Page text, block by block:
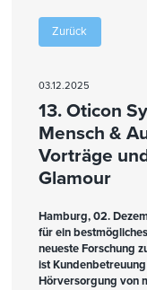
Zurück
03.12.2025
13. Oticon
Mensch &
Vorträge
Glamour
Hamburg, 02.
für ein
neueste Forschung
ist
Hörversorgung von